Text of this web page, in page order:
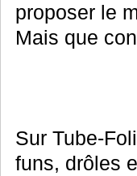
proposer le
Mais que
Sur Tube-
funs, drôles